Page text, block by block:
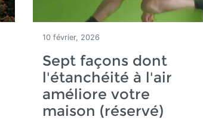
10 février, 2026
Sept façons dont
l'étanchéité à l'air
améliore votre
maison (réservé)